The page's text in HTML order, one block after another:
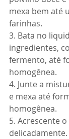
mexa bem até
farinhas.
3. Bata no
ingredientes,
fermento, até
homogênea.
4. Junte a
e mexa até
homogênea.
5. Acrescente
delicadamente.